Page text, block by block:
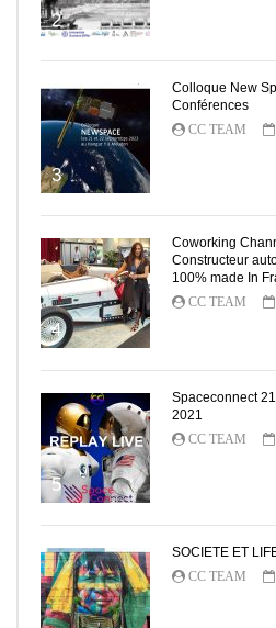
2
3
Colloque New
Conférences
CC TEAM
4
Coworking
Constructeur
100% made In
CC TEAM
5
Spaceconnect
2021
CC TEAM
SOCIETE ET
CC TEAM